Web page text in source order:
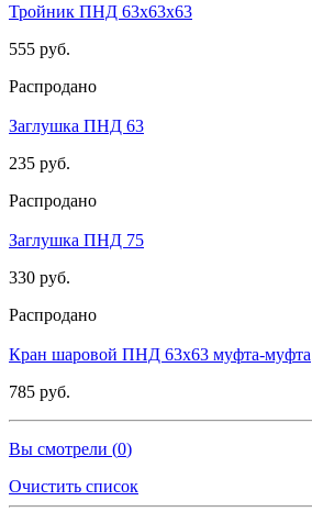
Тройник ПНД 63х63х63
555 руб.
Распродано
Заглушка ПНД 63
235 руб.
Распродано
Заглушка ПНД 75
330 руб.
Распродано
Кран шаровой ПНД 63х63 муфта-муфта
785 руб.
Вы смотрели (0)
Очистить список